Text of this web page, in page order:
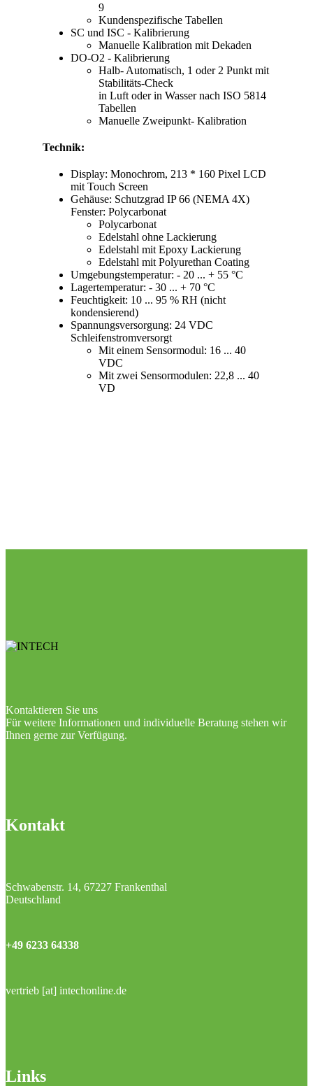
9
Kundenspezifische Tabellen
SC und ISC - Kalibrierung
Manuelle Kalibration mit Dekaden
DO-O2 - Kalibrierung
Halb- Automatisch, 1 oder 2 Punkt mit
Stabilitäts-Check
in Luft oder in Wasser nach ISO 5814
Tabellen
Manuelle Zweipunkt- Kalibration
Technik:
Display: Monochrom, 213 * 160 Pixel LCD
mit Touch Screen
Gehäuse: Schutzgrad IP 66 (NEMA 4X)
Fenster: Polycarbonat
Polycarbonat
Edelstahl ohne Lackierung
Edelstahl mit Epoxy Lackierung
Edelstahl mit Polyurethan Coating
Umgebungstemperatur: - 20 ... + 55 °C
Lagertemperatur: - 30 ... + 70 °C
Feuchtigkeit: 10 ... 95 % RH (nicht
kondensierend)
Spannungsversorgung: 24 VDC
Schleifenstromversorgt
Mit einem Sensormodul: 16 ... 40
VDC
Mit zwei Sensormodulen: 22,8 ... 40
VD
Kontaktieren Sie uns
Für weitere Informationen und individuelle Beratung stehen wir
Ihnen gerne zur Verfügung.
Kontakt
Schwabenstr. 14, 67227 Frankenthal
Deutschland
+49 6233 64338
vertrieb [at] intechonline.de
Links